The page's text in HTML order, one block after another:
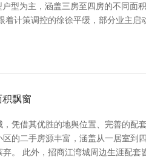
为主，涵盖三房至四房的不同面
计策调控的徐徐平缓，部分业主启
飘窗
凭借其优胜的地舆位置、完善的
的二手房源丰富，涵盖从一居室到
。 此外，招商江湾城周边生涯配套